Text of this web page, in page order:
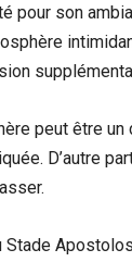
pour son
peut être
D’autre